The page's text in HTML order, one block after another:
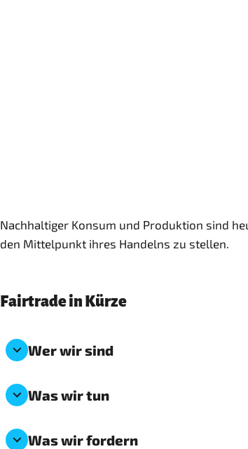
Nachhaltiger Konsum und Produktion sind
den Mittelpunkt ihres Handelns zu stellen.
Fairtrade in Kürze
Wer wir sind
Was wir tun
Was wir fordern